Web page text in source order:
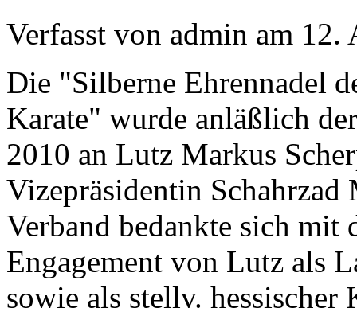
Verfasst von admin am
Die "Silberne Ehrennadel
Karate" wurde anläßlich
2010 an Lutz Markus
Vizepräsidentin
Verband bedankte sich mit
Engagement von Lutz als
sowie als stellv.